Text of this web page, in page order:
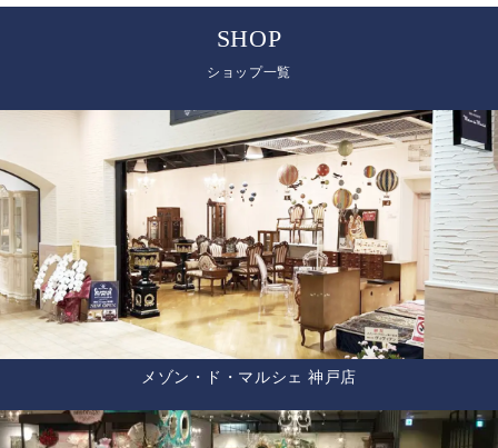
SHOP
ショップ一覧
メゾン・ド・マルシェ 神戸店